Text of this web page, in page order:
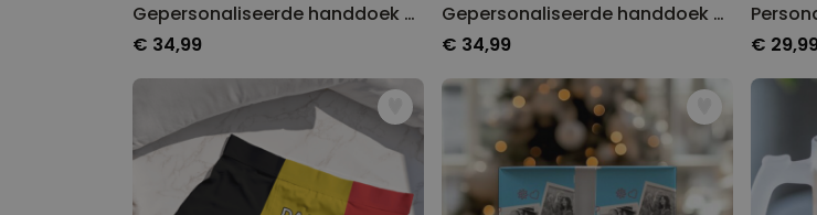
Gepersonaliseerde handdoek met AI-doelpuntviering
€ 34,99
Gepersonaliseerde handdoek voor het WK met tekst
€ 34,99
€